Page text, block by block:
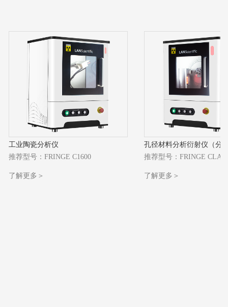
工业 陶瓷分析仪
推荐型号：FRINGE C1600
了解更多＞
孔径材料分析衍射仪（分
推荐型号：FRINGE
了解更多＞